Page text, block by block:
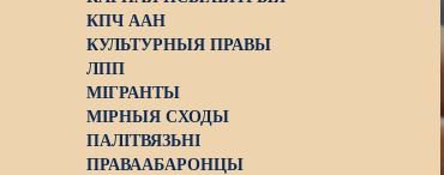
КПЧ ААН
КУЛЬТУРНЫЯ ПРАВЫ
ЛПП
МІГРАНТЫ
МІРНЫЯ СХОДЫ
ПАЛІТВЯЗЬНІ
ПРАВААБАРОНЦЫ